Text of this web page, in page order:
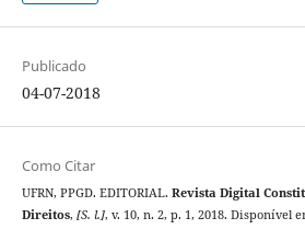
Publicado
04-07-2018
Como Citar
UFRN, PPGD. EDITORIAL. Revista Digital
Direitos, [S. l.], v. 10, n. 2, p. 1, 2018. Disponível